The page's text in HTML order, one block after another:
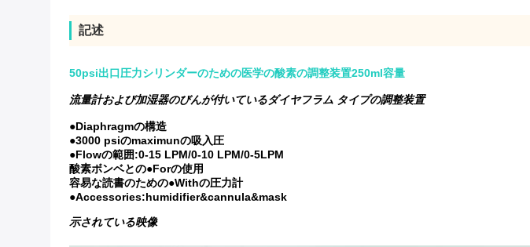
記述
50psi出口圧力シリンダーのための医学の酸素の調整装置250ml容量
流量計および加湿器のびんが付いているダイヤフラム タイプの調整装置
●Diaphragmの構造
●3000 psiのmaximunの吸入圧
●Flowの範囲:0-15 LPM/0-10 LPM/0-5LPM
酸素ボンベとの●Forの使用
容易な読書のための●Withの圧力計
●Accessories:humidifier&cannula&mask
示されている映像